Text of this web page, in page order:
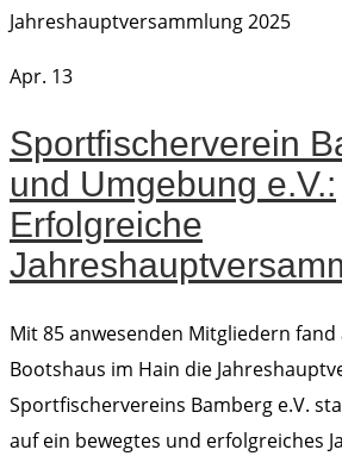
Jahreshauptversammlung 2025
Apr. 13
Sportfischerverein
und Umgebung e.V.:
Erfolgreiche
Mit 85 anwesenden Mitgliedern fand
Bootshaus im Hain die
Sportfischervereins Bamberg e.V.
auf ein bewegtes und erfolgreiches